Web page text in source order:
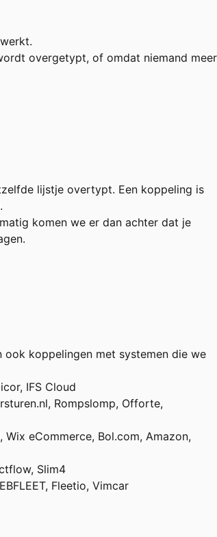
overgetypt, of omdat niemand meer
lijstje overtypt. Een koppeling is
komen we er dan achter dat je
koppelingen met systemen die we
IFS Cloud
Rompslomp, Offorte,
eCommerce, Bol.com, Amazon,
Slim4
Fleetio, Vimcar